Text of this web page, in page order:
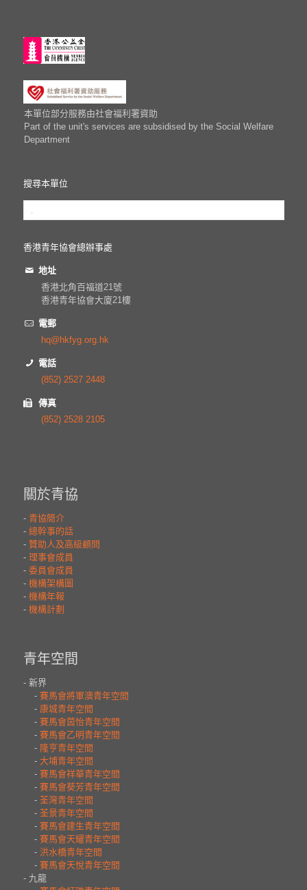
本單位部分服務由社會福利署資助
Part of the unit's services are subsidised by the Social Welfare
Department
搜尋本單位
香港青年協會總辦事處
地址
香港北角百福道21號
香港青年協會大廈21樓
電郵
hq@hkfyg.org.hk
電話
(852) 2527 2448
傳真
(852) 2528 2105